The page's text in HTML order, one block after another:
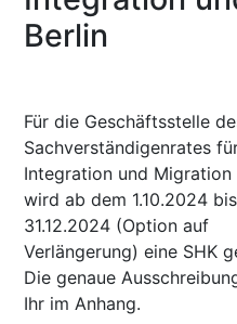
Berlin
Für die Geschäftsstelle
Sachverständigenrates
Integration und Migration
wird ab dem 1.10.2024 bis
31.12.2024 (Option auf
Verlängerung) eine SHK
Die genaue
Ihr im Anhang.